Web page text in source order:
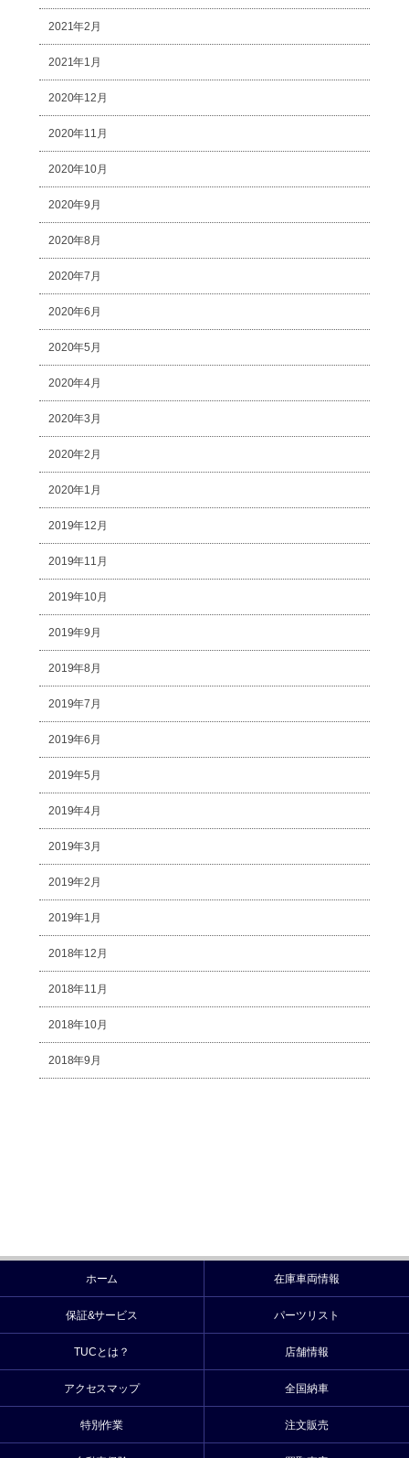
2021年2月
2021年1月
2020年12月
2020年11月
2020年10月
2020年9月
2020年8月
2020年7月
2020年6月
2020年5月
2020年4月
2020年3月
2020年2月
2020年1月
2019年12月
2019年11月
2019年10月
2019年9月
2019年8月
2019年7月
2019年6月
2019年5月
2019年4月
2019年3月
2019年2月
2019年1月
2018年12月
2018年11月
2018年10月
2018年9月
ホーム 在庫車両情報
保証&サービス パーツリスト
TUCとは？ 店舗情報
アクセスマップ 全国納車
特別作業 注文販売